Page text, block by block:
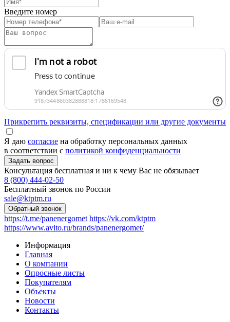
Введите номер
Прикрепить реквизиты, спецификации или другие документы
Я даю согласие на обработку персональных данных
в соответствии с политикой конфиденциальности
Консультация бесплатная и ни к чему Вас не обязывает
8 (800) 444-02-50
Бесплатный звонок по России
sale@ktptm.ru
https://t.me/panenergomet https://vk.com/ktptm
https://www.avito.ru/brands/panenergomet/
Информация
Главная
О компании
Опросные листы
Покупателям
Объекты
Новости
Контакты